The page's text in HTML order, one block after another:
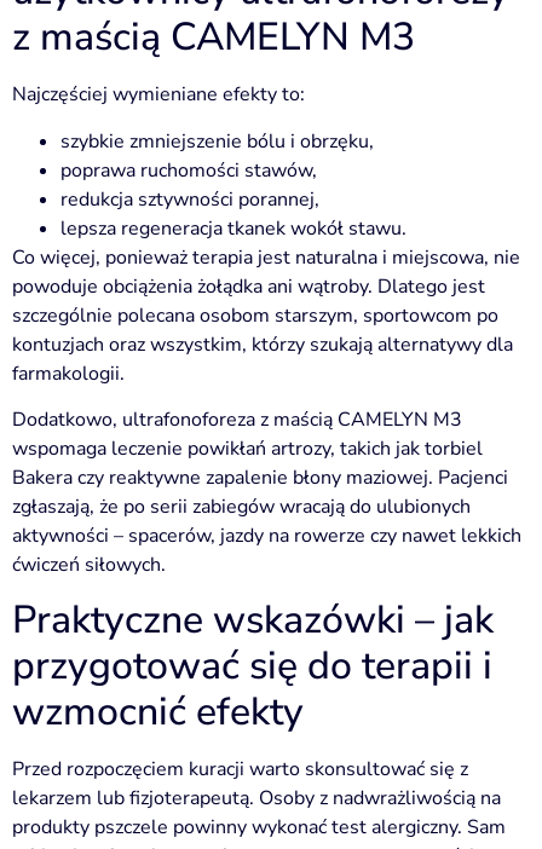
z maścią CAMELYN M3
Najczęściej wymieniane efekty to:
szybkie zmniejszenie bólu i obrzęku,
poprawa ruchomości stawów,
redukcja sztywności porannej,
lepsza regeneracja tkanek wokół stawu.
Co więcej, ponieważ terapia jest naturalna i miejscowa, nie
powoduje obciążenia żołądka ani wątroby. Dlatego jest
szczególnie polecana osobom starszym, sportowcom po
kontuzjach oraz wszystkim, którzy szukają alternatywy dla
farmakologii.
Dodatkowo, ultrafonoforeza z maścią CAMELYN M3
wspomaga leczenie powikłań artrozy, takich jak torbiel
Bakera czy reaktywne zapalenie błony maziowej. Pacjenci
zgłaszają, że po serii zabiegów wracają do ulubionych
aktywności – spacerów, jazdy na rowerze czy nawet lekkich
ćwiczeń siłowych.
Praktyczne wskazówki – jak
przygotować się do terapii i
wzmocnić efekty
Przed rozpoczęciem kuracji warto skonsultować się z
lekarzem lub fizjoterapeutą. Osoby z nadwrażliwością na
produkty pszczele powinny wykonać test alergiczny. Sam